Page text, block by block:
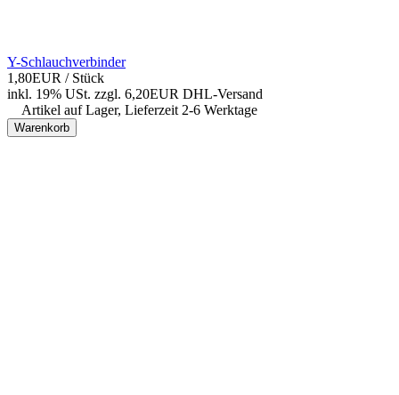
Y-Schlauchverbinder
1,80EUR / Stück
inkl. 19% USt. zzgl. 6,20EUR DHL-Versand
Artikel auf Lager, Lieferzeit 2-6 Werktage
Warenkorb